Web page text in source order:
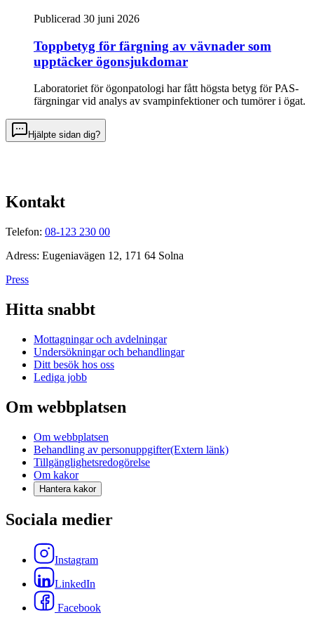
Publicerad 30 juni 2026
Toppbetyg för färgning av vävnader som
upptäcker ögonsjukdomar
Laboratoriet för ögonpatologi har fått högsta betyg för PAS-
färgningar vid analys av svampinfektioner och tumörer i ögat.
Hjälpte sidan dig?
Kontakt
Telefon: 08-123 230 00
Adress: Eugeniavägen 12, 171 64 Solna
Press
Hitta snabbt
Mottagningar och avdelningar
Undersökningar och behandlingar
Ditt besök hos oss
Lediga jobb
Om webbplatsen
Om webbplatsen
Behandling av personuppgifter(Extern länk)
Tillgänglighetsredogörelse
Om kakor
Hantera kakor
Sociala medier
Instagram
LinkedIn
Facebook